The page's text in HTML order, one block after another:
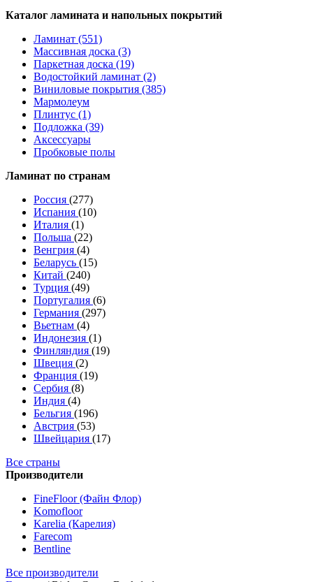
Каталог ламината и напольных покрытий
Ламинат (551)
Массивная доска (3)
Паркетная доска (19)
Водостойкий ламинат (2)
Виниловые покрытия (385)
Мармолеум
Плинтус (1)
Подложка (39)
Аксессуары
Пробковые полы
Ламинат по странам
Россия (277)
Испания (10)
Италия (1)
Польша (22)
Венгрия (4)
Беларусь (15)
Китай (240)
Турция (49)
Португалия (6)
Германия (297)
Вьетнам (4)
Индонезия (1)
Финляндия (19)
Швеция (2)
Франция (19)
Сербия (8)
Индия (4)
Бельгия (196)
Австрия (53)
Швейцария (17)
Все страны
Производители
FineFloor (Файн Флор)
Komofloor
Karelia (Карелия)
Farecom
Bentline
Все производители